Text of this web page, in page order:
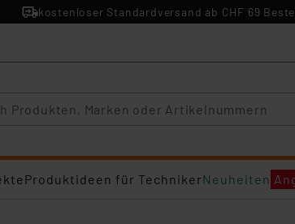
kostenloser Standardversand ab CHF 69
Produktideen für TechnikerNeuheiten